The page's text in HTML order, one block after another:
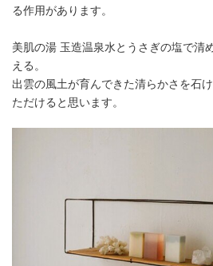
る作用があります。
美肌の湯 玉造温泉水とうさぎの塩で清
える。
出雲の風土が育んできた清らかさを石
ただけると思います。